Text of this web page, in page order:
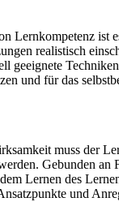
Lernkompetenz ist
realistisch
geeignete
und für das
muss der
Gebunden an
Lernen des
und